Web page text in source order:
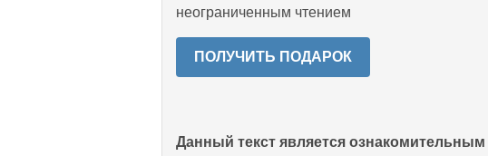
неограниченным чтением
ПОЛУЧИТЬ ПОДАРОК
Данный текст является